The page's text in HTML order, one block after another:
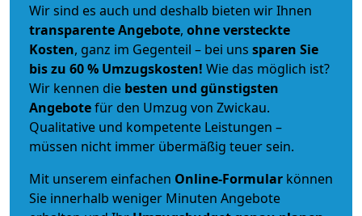
Wir sind es auch und deshalb bieten wir Ihnen
transparente Angebote, ohne versteckte
Kosten, ganz im Gegenteil – bei uns sparen Sie
bis zu 60 % Umzugskosten! Wie das möglich ist?
Wir kennen die besten und günstigsten
Angebotefür den Umzug von Zwickau.
Qualitative und kompetente Leistungen –
müssen nicht immer übermäßig teuer sein.
Mit unserem einfachen Online-Formular können
Sie innerhalb weniger Minuten Angebote